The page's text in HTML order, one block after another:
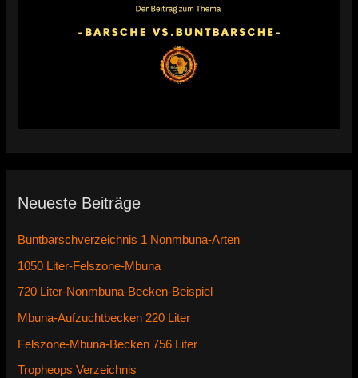
Neueste Beiträge
Buntbarschverzeichnis 1 Nonmbuna-Arten
1050 Liter-Felszone-Mbuna
720 Liter-Nonmbuna-Becken-Beispiel
Mbuna-Aufzuchtbecken 220 Liter
Felszone-Mbuna-Becken 756 Liter
Tropheops Verzeichnis